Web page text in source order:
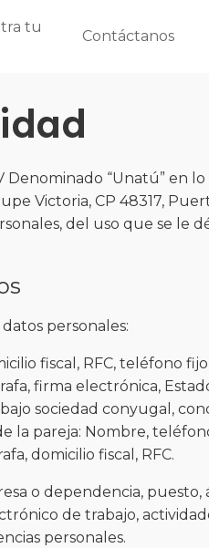
tu
Contáctanos
Denominado “Unatú” en lo
Victoria, CP 48317,
del uso que se le
personales:
fiscal, RFC, teléfono
firma electrónica,
sociedad conyugal,
la pareja: Nombre,
domicilio fiscal, RFC.
o dependencia, puesto,
de trabajo,
personales.